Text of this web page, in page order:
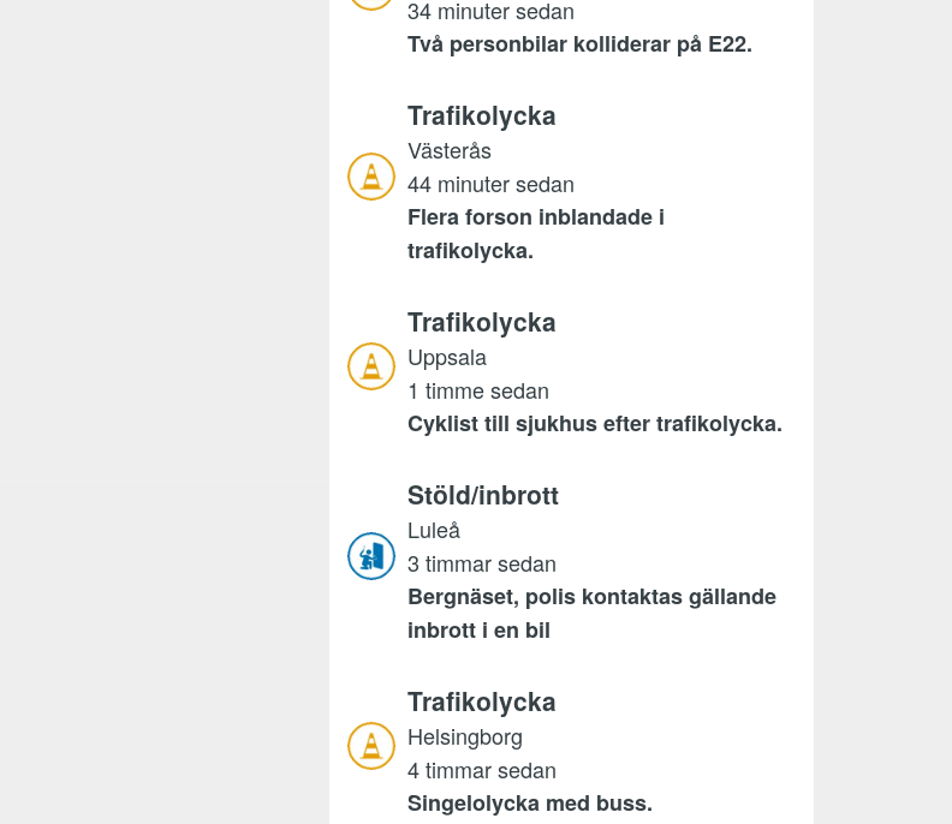
34 minuter sedan
Två personbilar kolliderar på E22.
Trafikolycka
Västerås
44 minuter sedan
Flera forson inblandade i
trafikolycka.
Trafikolycka
Uppsala
1 timme sedan
Cyklist till sjukhus efter trafikolycka.
Stöld/inbrott
Luleå
3 timmar sedan
Bergnäset, polis kontaktas gällande
inbrott i en bil
Trafikolycka
Helsingborg
4 timmar sedan
Singelolycka med buss.